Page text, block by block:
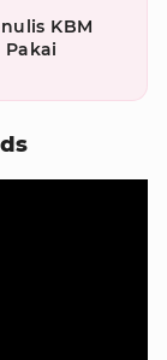
KBM